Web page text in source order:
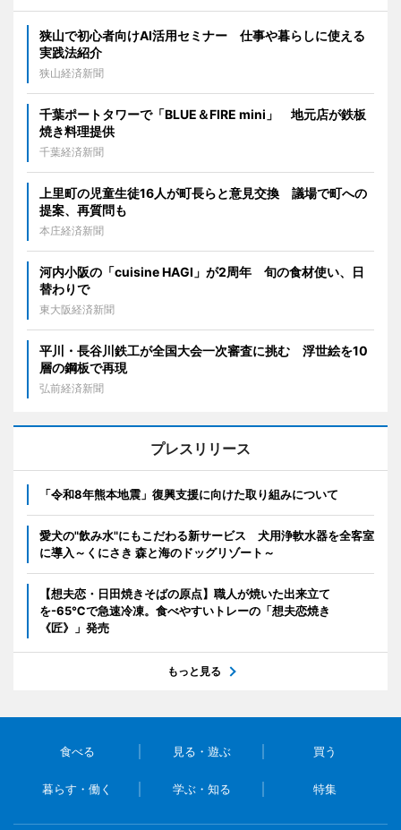
狭山で初心者向けAI活用セミナー 仕事や暮らしに使える
実践法紹介
狭山経済新聞
千葉ポートタワーで「BLUE＆FIRE mini」 地元店が鉄板
焼き料理提供
千葉経済新聞
上里町の児童生徒16人が町長らと意見交換 議場で町への
提案、再質問も
本庄経済新聞
河内小阪の「cuisine HAGI」が2周年 旬の食材使い、日
替わりで
東大阪経済新聞
平川・長谷川鉄工が全国大会一次審査に挑む 浮世絵を10
層の鋼板で再現
弘前経済新聞
プレスリリース
「令和8年熊本地震」復興支援に向けた取り組みについて
愛犬の"飲み水"にもこだわる新サービス 犬用浄軟水器を全客室
に導入～くにさき 森と海のドッグリゾート～
【想夫恋・日田焼きそばの原点】職人が焼いた出来立て
を-65℃で急速冷凍。食べやすいトレーの「想夫恋焼き
《匠》」発売
もっと見る
食べる 見る・遊ぶ 買う
暮らす・働く 学ぶ・知る 特集